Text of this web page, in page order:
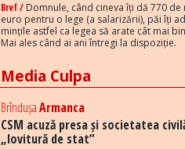
Bref / Domnule, când cineva îți dă 770 de
euro pentru o lege (a salarizării), păi îți
mințile astfel ca legea să arate cât mai
Mai ales când ai ani întregi la dispoziție.
Media Culpa
BrîndușaArmanca
CSM acuză presa și societatea
„lovitură de stat”